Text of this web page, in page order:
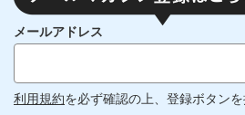
メールアドレス
利用規約を必ず確認の上、登録ボタンを